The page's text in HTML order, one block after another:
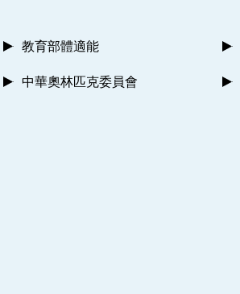
教育部體適能
中華奧林匹克委員會